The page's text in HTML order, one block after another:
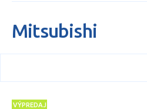
Mitsubishi
VÝPREDAJ